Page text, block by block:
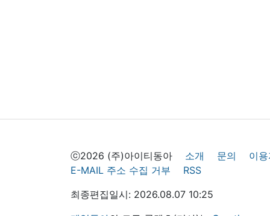
ⓒ2026 (주)아이티동아 소개 문의
이
E-MAIL 주소 수집 거부
RSS
최종편집일시: 2026.08.07 10:25